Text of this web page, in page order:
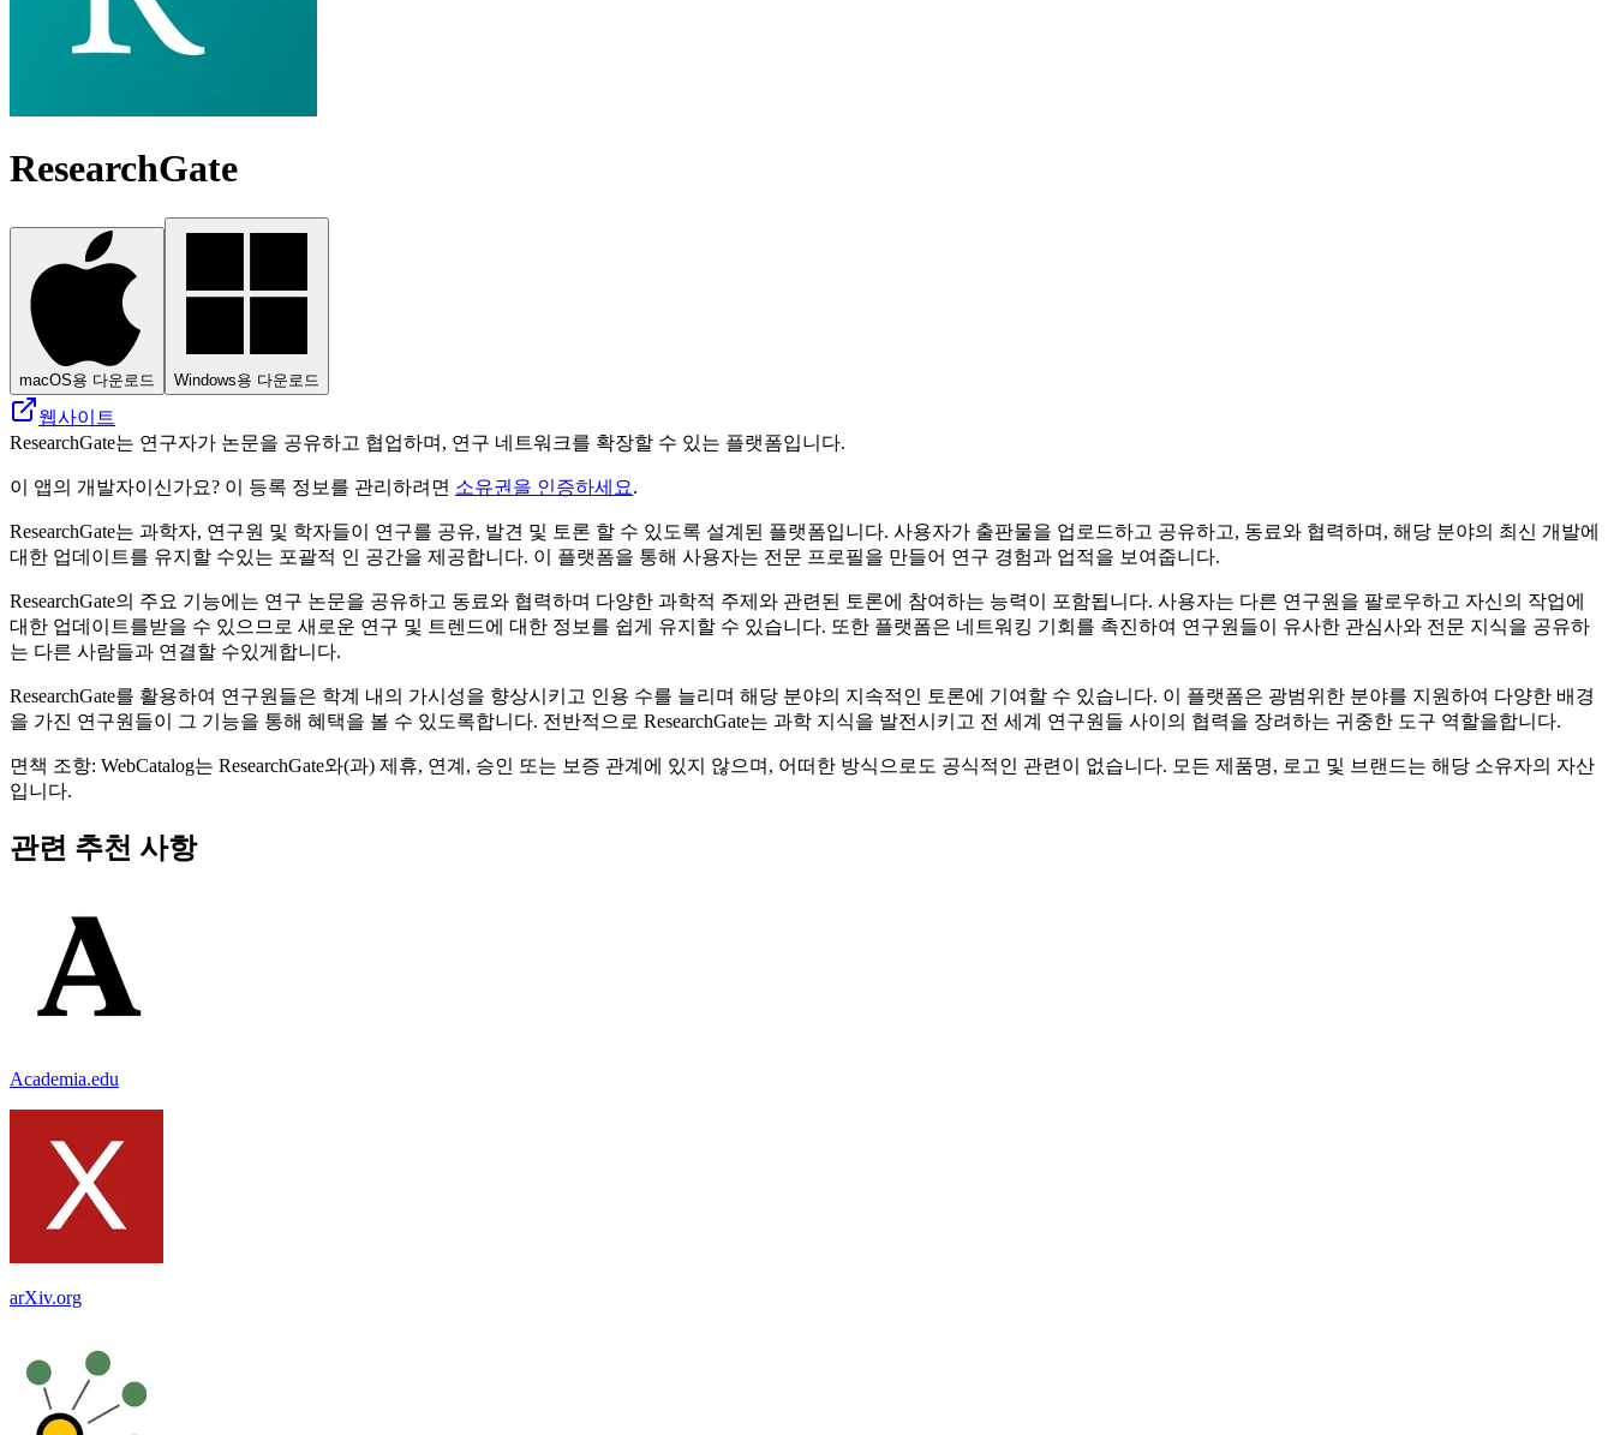
ResearchGate
macOS용 다운로드 Windows용 다운로드
웹사이트
ResearchGate는 연구자가 논문을 공유하고 협업하며, 연구 네트워크를 확장할 수 있는 플랫폼입니다.
이 앱의 개발자이신가요? 이 등록 정보를 관리하려면 소유권을 인증하세요.
ResearchGate는 과학자, 연구원 및 학자들이 연구를 공유, 발견 및 토론 할 수 있도록 설계된 플랫폼입니다. 사용자가 출판물을 업로드하고 공유하고, 동료와 협력하며, 해당 분야의 최신 개발에
대한 업데이트를 유지할 수있는 포괄적 인 공간을 제공합니다. 이 플랫폼을 통해 사용자는 전문 프로필을 만들어 연구 경험과 업적을 보여줍니다.
ResearchGate의 주요 기능에는 연구 논문을 공유하고 동료와 협력하며 다양한 과학적 주제와 관련된 토론에 참여하는 능력이 포함됩니다. 사용자는 다른 연구원을 팔로우하고 자신의 작업에
대한 업데이트를받을 수 있으므로 새로운 연구 및 트렌드에 대한 정보를 쉽게 유지할 수 있습니다. 또한 플랫폼은 네트워킹 기회를 촉진하여 연구원들이 유사한 관심사와 전문 지식을 공유하
는 다른 사람들과 연결할 수있게합니다.
ResearchGate를 활용하여 연구원들은 학계 내의 가시성을 향상시키고 인용 수를 늘리며 해당 분야의 지속적인 토론에 기여할 수 있습니다. 이 플랫폼은 광범위한 분야를 지원하여 다양한 배경
을 가진 연구원들이 그 기능을 통해 혜택을 볼 수 있도록합니다. 전반적으로 ResearchGate는 과학 지식을 발전시키고 전 세계 연구원들 사이의 협력을 장려하는 귀중한 도구 역할을합니다.
면책 조항: WebCatalog는 ResearchGate와(과) 제휴, 연계, 승인 또는 보증 관계에 있지 않으며, 어떠한 방식으로도 공식적인 관련이 없습니다. 모든 제품명, 로고 및 브랜드는 해당 소유자의 자산
입니다.
관련 추천 사항
Academia.edu
arXiv.org